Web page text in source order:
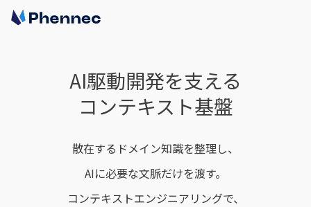
AI駆動開発を支える
コンテキスト基盤
散在するドメイン知識を整理し、
AIに必要な文脈だけを渡す。
コンテキストエンジニアリングで、